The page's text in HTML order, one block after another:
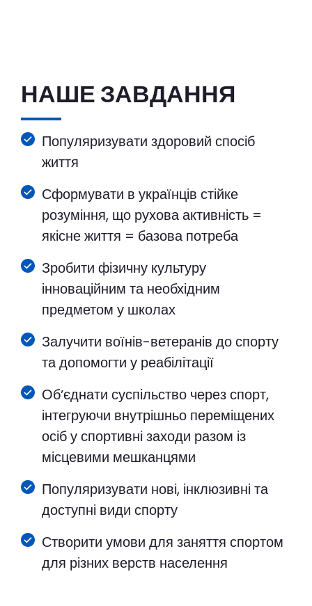
НАШЕ ЗАВДАННЯ
Популяризувати здоровий спосіб
життя
Сформувати в українців стійке
розуміння, що рухова активність =
якісне життя = базова потреба
Зробити фізичну культуру
інноваційним та необхідним
предметом у школах
Залучити воїнів-ветеранів до спорту
та допомогти у реабілітації
Обʼєднати суспільство через спорт,
інтегруючи внутрішньо переміщених
осіб у спортивні заходи разом із
місцевими мешканцями
Популяризувати нові, інклюзивні та
доступні види спорту
Створити умови для заняття спортом
для різних верств населення